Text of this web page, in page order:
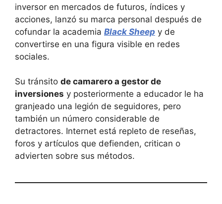
inversor en mercados de futuros, índices y
acciones, lanzó su marca personal después de
cofundar la academia Black Sheep y de
convertirse en una figura visible en redes
sociales.
Su tránsito de camarero a gestor de
inversiones y posteriormente a educador le ha
granjeado una legión de seguidores, pero
también un número considerable de
detractores. Internet está repleto de reseñas,
foros y artículos que defienden, critican o
advierten sobre sus métodos.